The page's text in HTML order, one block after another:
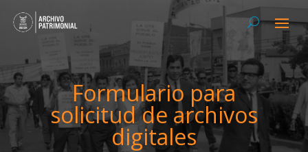
Formulario para
solicitud de archivos
digitales